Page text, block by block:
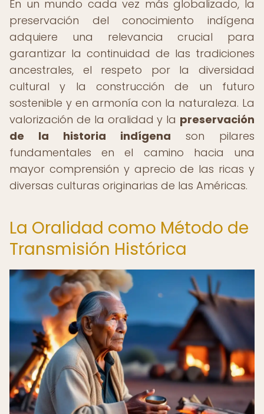
En un mundo cada vez más globalizado, la
preservación del conocimiento indígena
adquiere una relevancia crucial para
garantizar la continuidad de las tradiciones
ancestrales, el respeto por la diversidad
cultural y la construcción de un futuro
sostenible y en armonía con la naturaleza. La
valorización de la oralidad y la preservación
de la historia indígena son pilares
fundamentales en el camino hacia una
mayor comprensión y aprecio de las ricas y
diversas culturas originarias de las Américas.
La Oralidad como Método de
Transmisión Histórica